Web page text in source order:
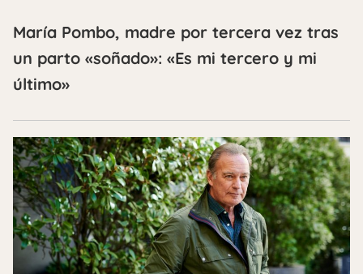
María Pombo, madre por tercera vez tras
un parto «soñado»: «Es mi tercero y mi
último»